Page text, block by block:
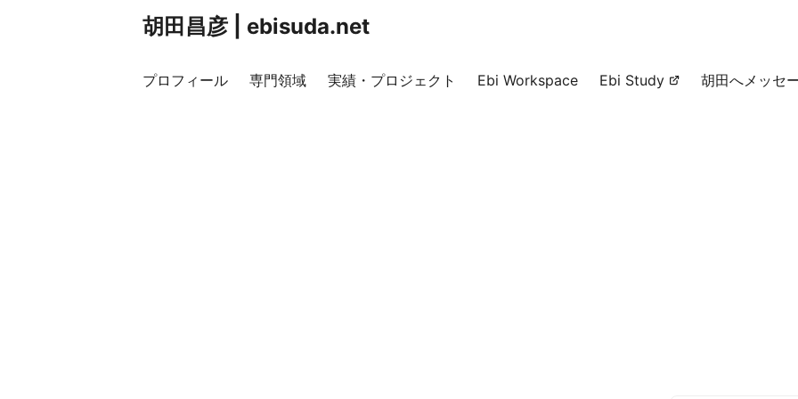
胡田昌彦 | ebisuda.net
プロフィール 専門領域 実績・プロジェクト Ebi Workspace Ebi Study 胡田へメッセ